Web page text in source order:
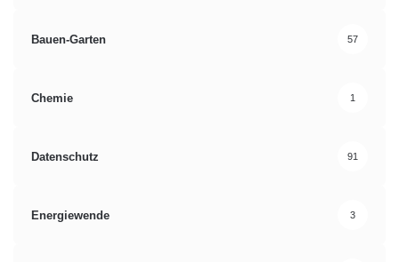
Bauen-Garten 57
Chemie 1
Datenschutz 91
Energiewende 3